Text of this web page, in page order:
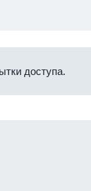
доступа.